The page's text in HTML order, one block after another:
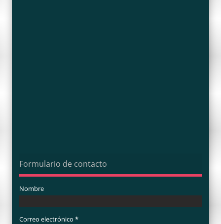
Formulario de contacto
Nombre
Correo electrónico *